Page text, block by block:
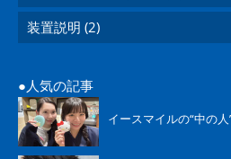
装置説明 (2)
人気の記事
イースマイルの“中の